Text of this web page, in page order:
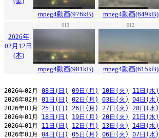
mpeg4動画(976kB)
mpeg4動画(649kB)
013 012
2026年
02月12日
(木)
mpeg4動画(981kB)
mpeg4動画(615kB)
2026年02月 08日(日) 09日(月) 10日(火)
11日(水)
2026年02月 01日(日) 02日(月) 03日(火) 04日(水)
2026年01月 25日(日) 26日(月) 27日(火) 28日(水)
2026年01月 18日(日) 19日(月) 20日(火) 21日(水)
2026年01月 11日(日) 12日(月) 13日(火) 14日(水)
2026年01月 04日(日) 05日(月) 06日(火) 07日(水)